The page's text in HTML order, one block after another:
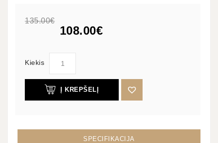
135.00€
108.00€
Kiekis
Į KREPŠELĮ
SPECIFIKACIJA